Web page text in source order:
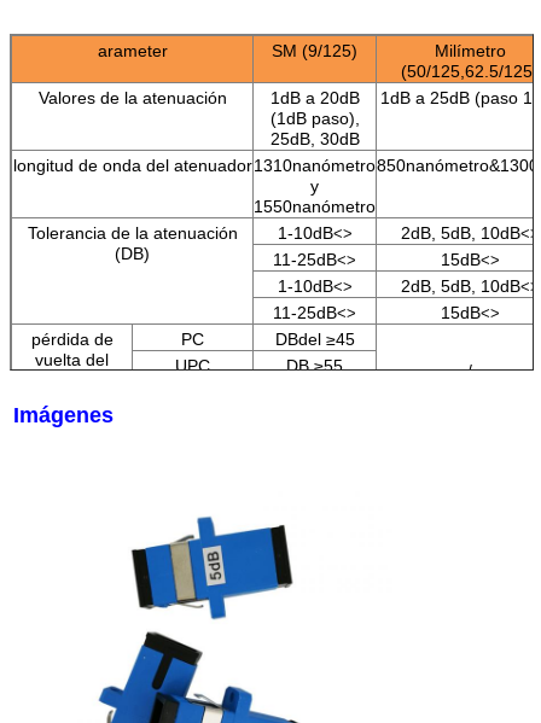
arameter SM (9/125)
Milímetro
(50/125,62.5/125
Valores de la atenuación
1dB a 20dB
(1dB paso),
25dB, 30dB
1dB a 25dB (paso
longitud de onda del atenuador1310nanómetro
y
1550nanómetro
Tolerancia de la atenuación
(DB)
1-10dB<> 2dB, 5dB, 10dB<>
11-25dB<> 15dB<>
1-10dB<> 2dB, 5dB, 10dB<>
11-25dB<> 15dB<>
pérdida de
vuelta del
PC
DBdel ≥45
/
UPC
DB ≥55
Modo del atenuador
temperatura de almacenamiento del
atenuador
Imágenes